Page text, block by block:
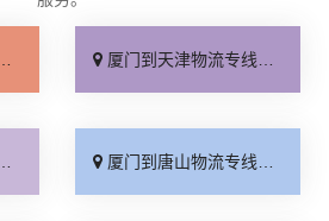
厦门到天津物流专线_运保时效「高效快运」
厦门到唐山物流专线_全境派送「收费介绍」